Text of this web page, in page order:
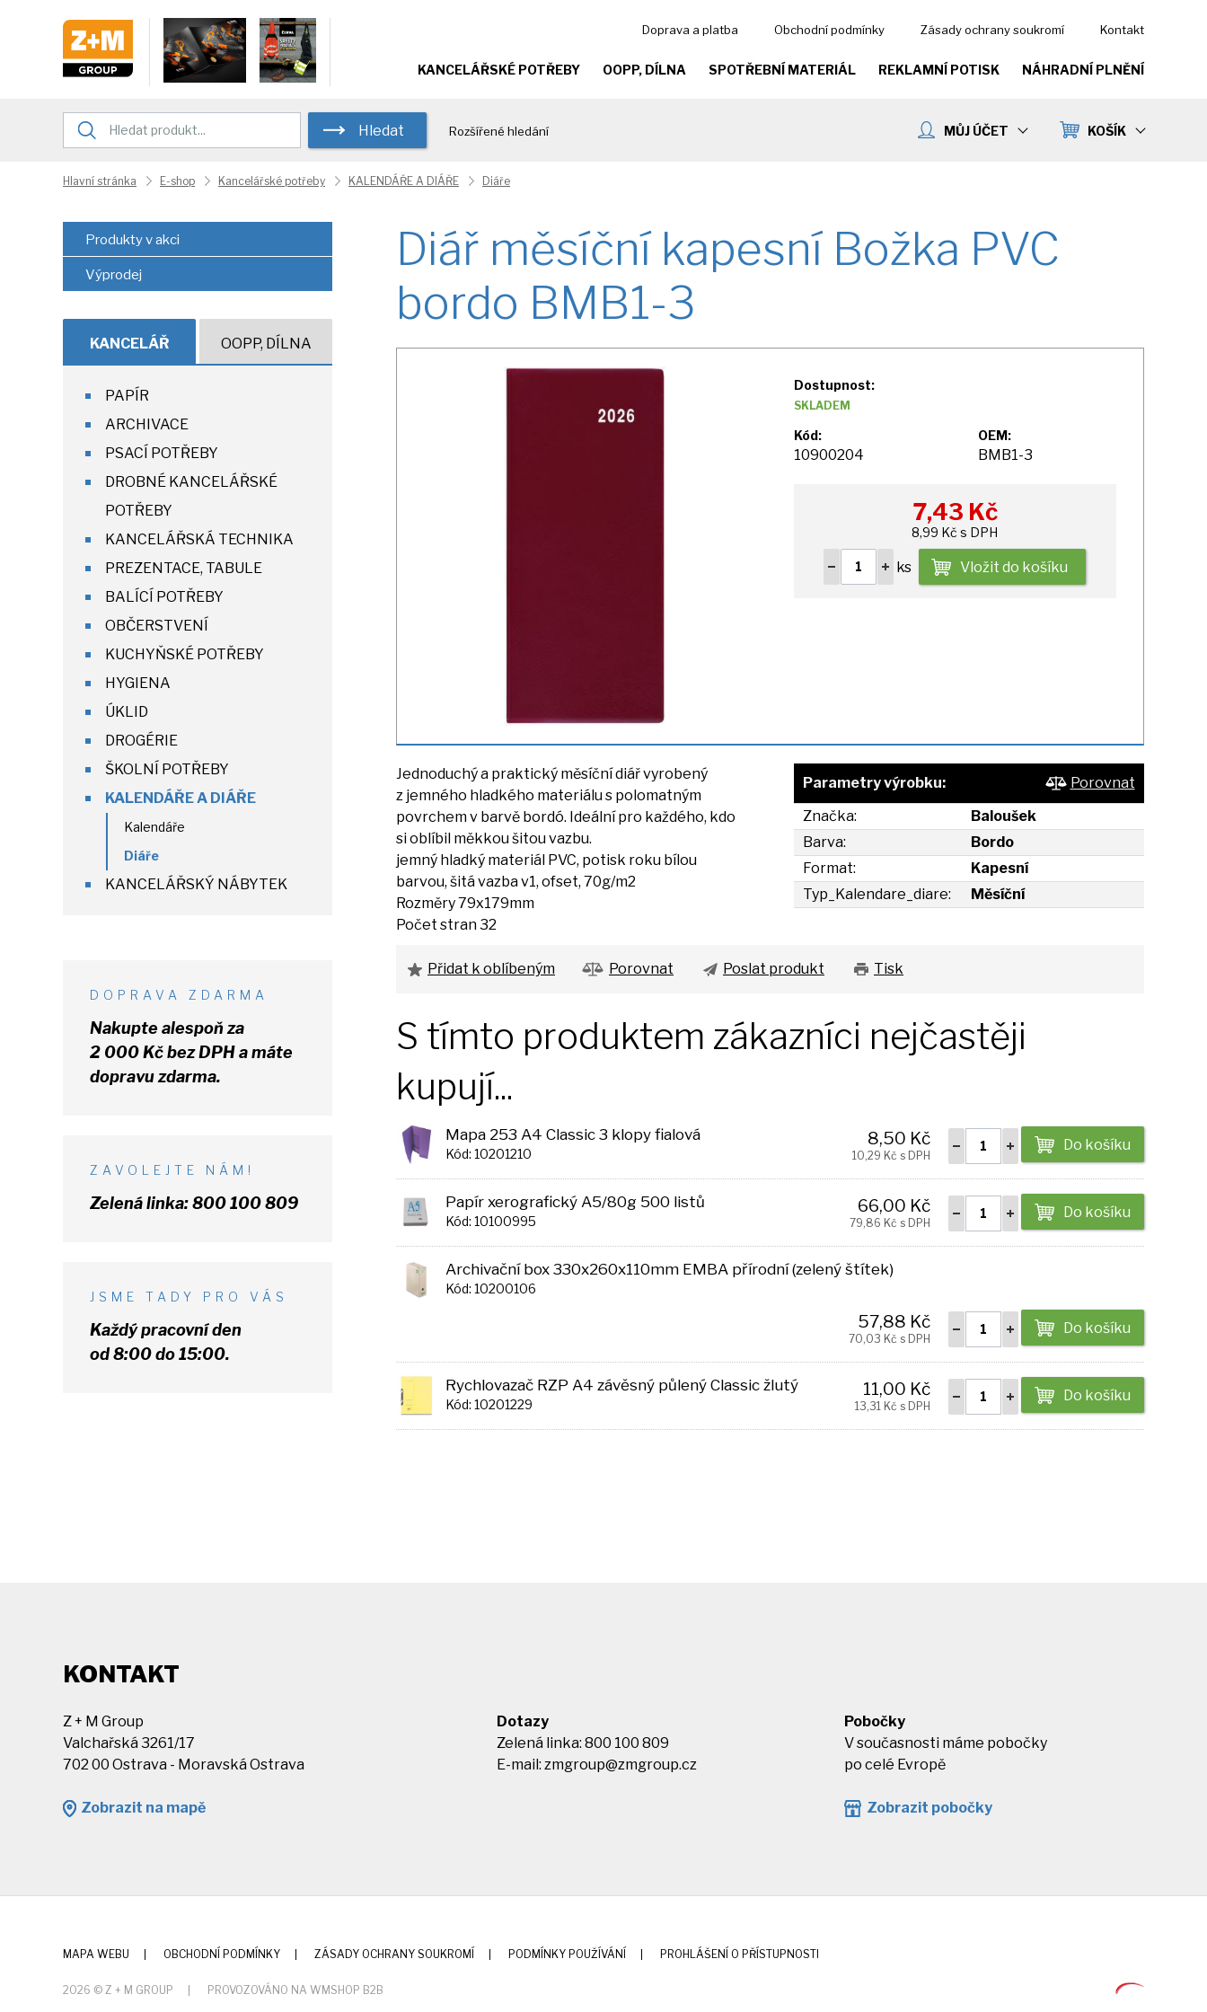
Doprava a platba Obchodní podmínky Zásady ochrany soukromí Kontakt
KANCELÁŘSKÉ POTŘEBY OOPP, DÍLNA SPOTŘEBNÍ MATERIÁL REKLAMNÍ POTISK NÁHRADNÍ PLNĚNÍ
Hledat Rozšířené hledání KOŠÍK
MŮJ ÚČET
Hlavní stránka E-shop Kancelářské potřeby KALENDÁŘE A DIÁŘE Diáře
Diář měsíční kapesní Božka PVC
bordo BMB1-3
Dostupnost:
SKLADEM
Kód:
10900204
OEM:
BMB1-3
7,43 Kč
8,99 Kč s DPH
ks Vložit do košíku
Jednoduchýa praktický měsíční diář vyrobený
z jemného hladkého materiálus polomatným
povrchemv barvě bordó. Ideální pro každého, kdo
sioblíbil měkkou šitou vazbu.
jemný hladký materiál PVC, potisk roku bílou
barvou, šitá vazba v1, ofset, 70g/m2
Rozměry 79x179mm
Počet stran 32
Parametry výrobku:
Porovnat
Značka:
Baloušek
Barva:
Bordo
Format:
Kapesní
Typ_Kalendare_diare:
Měsíční
Přidat k oblíbeným Porovnat Poslat produkt Tisk
S tímto produktem zákazníci nejčastěji
kupují...
Mapa 253 A4 Classic 3 klopy fialová
Kód: 10201210
Do košíku
8,50 Kč
10,29 Kč s DPH
Papír xerografický A5/80g 500 listů
Kód: 10100995
Do košíku
66,00 Kč
79,86 Kč s DPH
Archivační box 330x260x110mm EMBA přírodní (zelený štítek)
Kód: 10200106
Do košíku
57,88 Kč
70,03 Kč s DPH
Rychlovazač RZP A4 závěsný půlený Classic žlutý
Kód: 10201229
Do košíku
11,00 Kč
13,31 Kč s DPH
Produkty v akci
Výprodej
KANCELÁŘ OOPP, DÍLNA
PAPÍR
ARCHIVACE
PSACÍ POTŘEBY
DROBNÉ KANCELÁŘSKÉ
POTŘEBY
KANCELÁŘSKÁ TECHNIKA
PREZENTACE, TABULE
BALÍCÍ POTŘEBY
OBČERSTVENÍ
KUCHYŇSKÉ POTŘEBY
HYGIENA
ÚKLID
DROGÉRIE
ŠKOLNÍ POTŘEBY
KALENDÁŘE A DIÁŘE
Kalendáře
Diáře
KANCELÁŘSKÝ NÁBYTEK
DOPRAVA ZDARMA
Nakupte alespoň za
2 000 Kčbez DPHa máte
dopravu zdarma.
ZAVOLEJTE NÁM!
Zelená linka:800 100 809
JSME TADY PRO VÁS
Každý pracovní den
od 8:00 do 15:00.
KONTAKT
Z + M Group
Valchařská 3261/17
702 00 Ostrava - Moravská Ostrava
Zobrazit na mapě
Dotazy
Zelená linka: 800 100 809
E-mail:zmgroup@zmgroup.cz
Pobočky
V současnosti máme pobočky
po celé Evropě
Zobrazit pobočky
MAPA WEBU OBCHODNÍ PODMÍNKY ZÁSADY OCHRANY SOUKROMÍ PODMÍNKY POUŽÍVÁNÍ PROHLÁŠENÍ O PŘÍSTUPNOSTI
2026 © Z + M GROUP PROVOZOVÁNO NA WMSHOP B2B